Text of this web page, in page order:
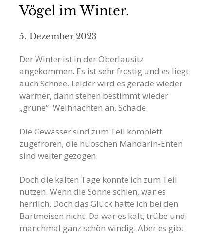
Vögel im Winter.
5. Dezember 2023
Der Winter ist in der Oberlausitz
angekommen. Es ist sehr frostig und es liegt
auch Schnee. Leider wird es gerade wieder
wärmer, dann stehen bestimmt wieder
„grüne“ Weihnachten an. Schade.
Die Gewässer sind zum Teil komplett
zugefroren, die hübschen Mandarin-Enten
sind weiter gezogen.
Doch die kalten Tage konnte ich zum Teil
nutzen. Wenn die Sonne schien, war es
herrlich. Doch das Glück hatte ich bei den
Bartmeisen nicht. Da war es kalt, trübe und
manchmal ganz schön windig. Aber es gibt